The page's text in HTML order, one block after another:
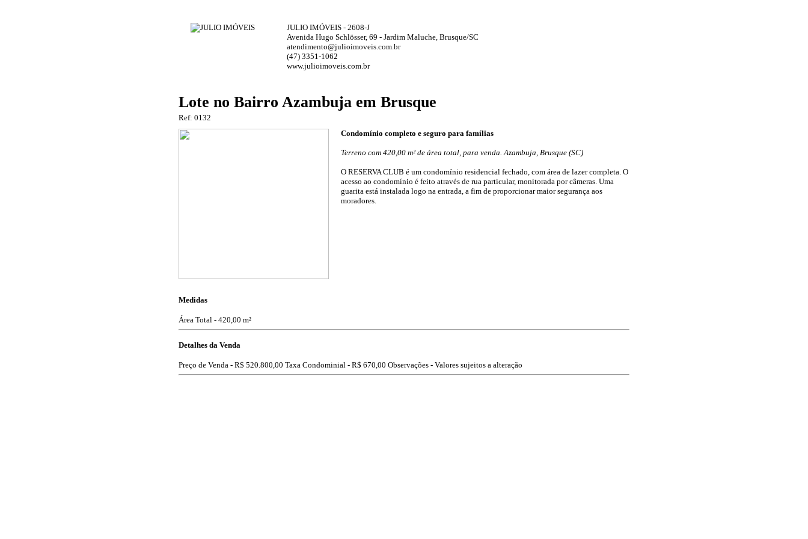
JULIO IMÓVEIS - 2608-J
Avenida Hugo Schlösser, 69 - Jardim Maluche, Brusque/SC
atendimento@julioimoveis.com.br
(47) 3351-1062
www.julioimoveis.com.br
Lote no Bairro Azambuja em Brusque
Ref: 0132
Condomínio completo e seguro para famílias
Terreno com 420,00 m² de área total, para venda. Azambuja, Brusque (SC)
O RESERVA CLUB é um condomínio residencial fechado, com área de lazer completa. O
acesso ao condomínio é feito através de rua particular, monitorada por câmeras. Uma
guarita está instalada logo na entrada, a fim de proporcionar maior segurança aos
moradores.
Medidas
Área Total - 420,00 m²
Detalhes da Venda
Preço de Venda - R$ 520.800,00 Taxa Condominial - R$ 670,00 Observações - Valores sujeitos a alteração